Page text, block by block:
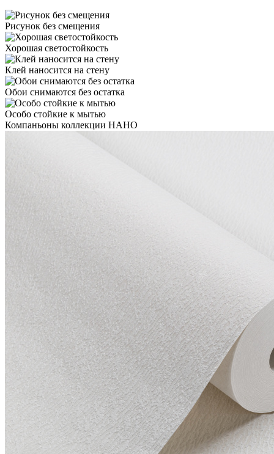
Рисунок без смещения
Хорошая светостойкость
Клей наносится на стену
Обои снимаются без остатка
Особо стойкие к мытью
Компаньоны коллекции НАНО